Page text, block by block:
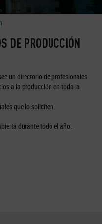
DE PRODUCCIÓN
un directorio de profesionales
a la producción en toda la
que lo soliciten.
durante todo el año.